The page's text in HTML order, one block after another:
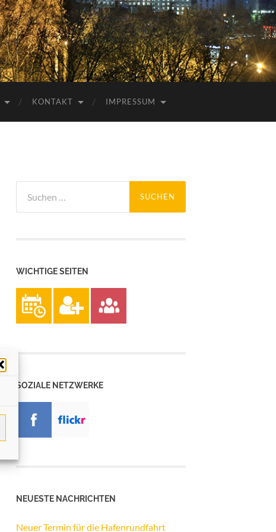
KONTAKT IMPRESSUM
nach:
WICHTIGE SEITEN
SOZIALE NETZWERKE
NEUESTE NACHRICHTEN
Neuer Termin für die Hafenrundfahrt